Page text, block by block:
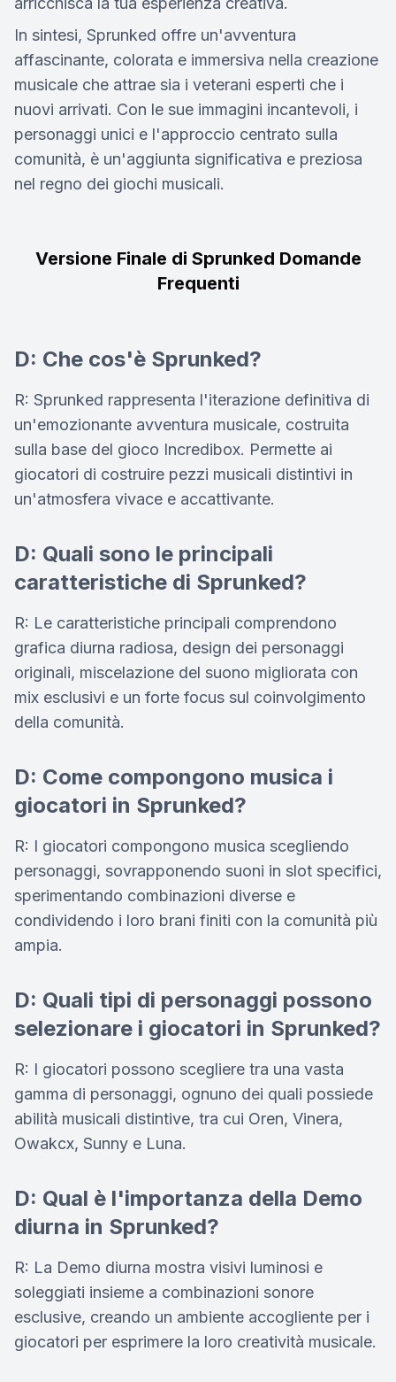
In sintesi, Sprunked offre un'avventura
affascinante, colorata e immersiva nella creazione
musicale che attrae sia i veterani esperti che i
nuovi arrivati. Con le sue immagini incantevoli, i
personaggi unici e l'approccio centrato sulla
comunità, è un'aggiunta significativa e preziosa
nel regno dei giochi musicali.
Versione Finale di Sprunked Domande
Frequenti
D: Che cos'è Sprunked?
R: Sprunked rappresenta l'iterazione definitiva di
un'emozionante avventura musicale, costruita
sulla base del gioco Incredibox. Permette ai
giocatori di costruire pezzi musicali distintivi in
un'atmosfera vivace e accattivante.
D: Quali sono le principali
caratteristiche di Sprunked?
R: Le caratteristiche principali comprendono
grafica diurna radiosa, design dei personaggi
originali, miscelazione del suono migliorata con
mix esclusivi e un forte focus sul coinvolgimento
della comunità.
D: Come compongono musica i
giocatori in Sprunked?
R: I giocatori compongono musica scegliendo
personaggi, sovrapponendo suoni in slot specifici,
sperimentando combinazioni diverse e
condividendo i loro brani finiti con la comunità più
ampia.
D: Quali tipi di personaggi possono
selezionare i giocatori in Sprunked?
R: I giocatori possono scegliere tra una vasta
gamma di personaggi, ognuno dei quali possiede
abilità musicali distintive, tra cui Oren, Vinera,
Owakcx, Sunny e Luna.
D: Qual è l'importanza della Demo
diurna in Sprunked?
R: La Demo diurna mostra visivi luminosi e
soleggiati insieme a combinazioni sonore
esclusive, creando un ambiente accogliente per i
giocatori per esprimere la loro creatività musicale.